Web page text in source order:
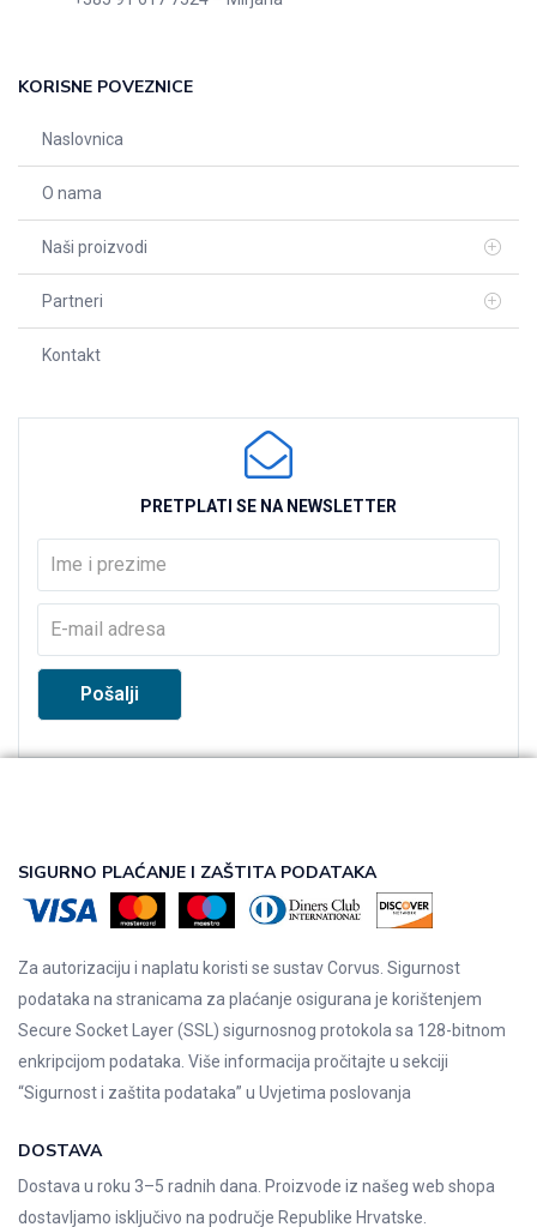
KORISNE POVEZNICE
Naslovnica
O nama
Naši proizvodi
Partneri
Kontakt
PRETPLATI SE NA NEWSLETTER
SIGURNO PLAĆANJE I ZAŠTITA PODATAKA
Za autorizaciju i naplatu koristi se sustav Corvus. Sigurnost
podataka na stranicama za plaćanje osigurana je korištenjem
Secure Socket Layer (SSL) sigurnosnog protokola sa 128-bitnom
enkripcijom podataka. Više informacija pročitajte u sekciji
“Sigurnost i zaštita podataka” u Uvjetima poslovanja
DOSTAVA
Dostava u roku 3–5 radnih dana. Proizvode iz našeg web shopa
dostavljamo isključivo na područje Republike Hrvatske.